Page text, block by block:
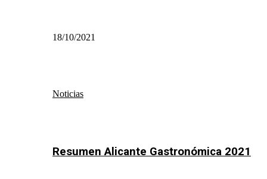
18/10/2021
Noticias
Resumen Alicante Gastronómica 2021